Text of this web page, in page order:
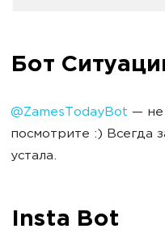
Бот
@ZamesTodayBot — не
посмотрите :) Всегда
устала.
Insta Bot